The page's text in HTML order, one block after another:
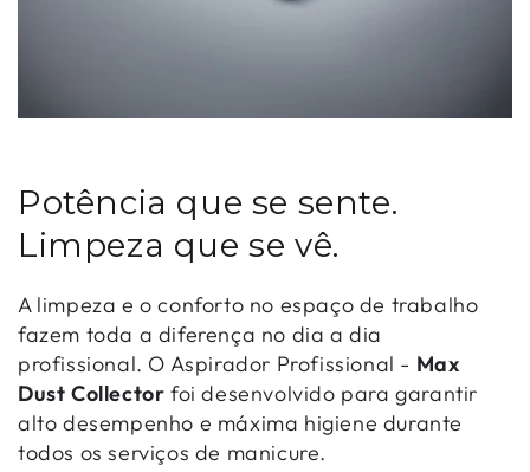
Potência que se sente.
Limpeza que se vê.
A limpeza e o conforto no espaço de trabalho
fazem toda a diferença no dia a dia
profissional. O Aspirador Profissional - Max
Dust Collector foi desenvolvido para garantir
alto desempenho e máxima higiene durante
todos os serviços de manicure.